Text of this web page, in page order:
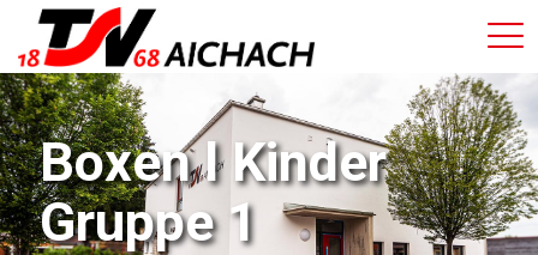
Boxen l Kinder
Gruppe 1